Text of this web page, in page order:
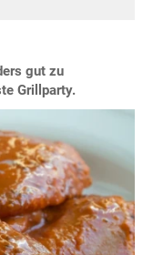
gut zu
Grillparty.